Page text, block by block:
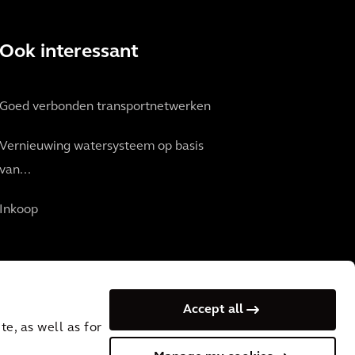
as well as for
Accept all
Ook interessant
Goed verbonden transportnetwerken
Vernieuwing watersysteem op basis
van...
Inkoop